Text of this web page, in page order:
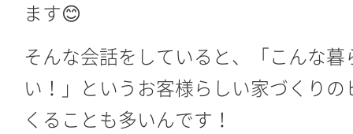
ます😊
そんな会話をしていると、「こんな暮
い！」というお客様らしい家づくり
くることも多いんです！